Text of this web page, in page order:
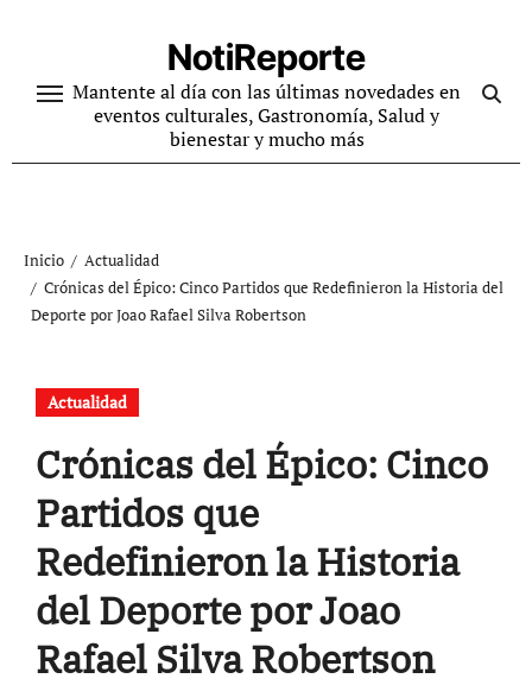
contenido
NotiReporte
Mantente al día con las últimas novedades en
eventos culturales, Gastronomía, Salud y
bienestar y mucho más
Inicio
Actualidad
Crónicas del Épico: Cinco Partidos que Redefinieron la Historia del
Deporte por Joao Rafael Silva Robertson
Actualidad
Crónicas del Épico: Cinco
Partidos que
Redefinieron la Historia
del Deporte por Joao
Rafael Silva Robertson